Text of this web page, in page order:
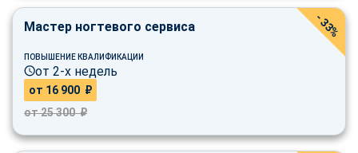
Мастер ногтевого сервиса
ПОВЫШЕНИЕ КВАЛИФИКАЦИИ
от 2-х недель
от 16 900 ₽
от 25 300 ₽
- 33%